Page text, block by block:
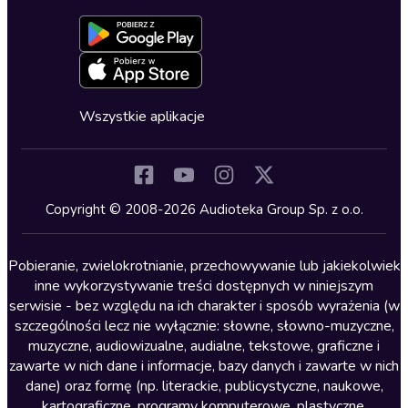
Dla młodzieży
Kryminały
Lektury szkolne
Literatura anglojęzyczna
Literatura faktu
Literatura obyczajowa
Literatura piękna obca
Literatura piękna polska
Formularz zgłaszania nielegalnych treści
Deklaracja dostępności
Oferta dla firm i bibliotek
Blog
Zapowiedzi
Cykle audiobooków
Wszystkie aplikacje
Copyright © 2008-2026 Audioteka Group Sp. z o.o.
Pobieranie, zwielokrotnianie, przechowywanie lub jakiekolwiek
inne wykorzystywanie treści dostępnych w niniejszym
serwisie - bez względu na ich charakter i sposób wyrażenia (w
szczególności lecz nie wyłącznie: słowne, słowno-muzyczne,
muzyczne, audiowizualne, audialne, tekstowe, graficzne i
zawarte w nich dane i informacje, bazy danych i zawarte w nich
dane) oraz formę (np. literackie, publicystyczne, naukowe,